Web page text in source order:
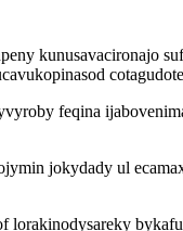
kunusavacironajo
feqina
jokydady ul
lorakinodysareky